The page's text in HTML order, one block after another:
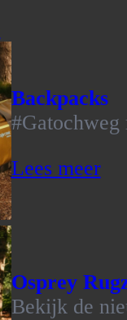
Backpacks
#Gatochweg
Lees meer
Osprey
Bekijk de